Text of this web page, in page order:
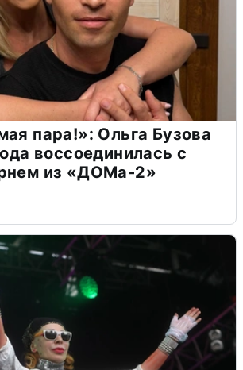
пара!»: Ольга Бузова
воссоединилась с
из «ДОМа-2»